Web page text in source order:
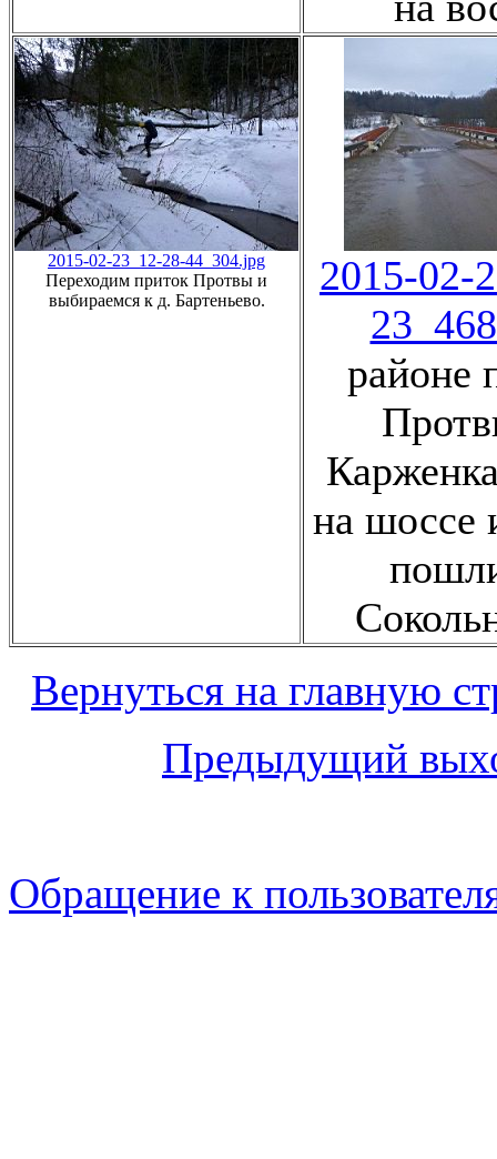
2015-02-23_12-28-44_304.jpg
Переходим приток Протвы и
выбираемся к д. Бартеньево.
2015-02-
районе
на шоссе
Вернуться на главную
Предыдущий
Обращение к